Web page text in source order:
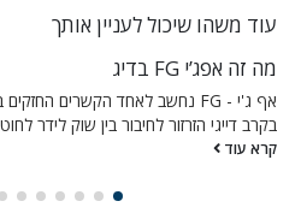
עוד משהו שיכול לעניין אותך
מה זה ג’ירגור בדיג
ג'רגור = זירזור או ז'רז'ורשיטת דיג
והיא בעצם משיכה / גלגלול. בשיטת
קרא עוד